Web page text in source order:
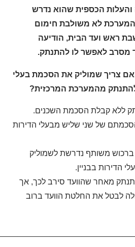
והעלות הכספית שהוא נדרש
לא משולבת חימום
ראש ועד הבית, הודיעה
מסרב לאפשר לו להתנתק.
צריך שמוליק את הסכמת בעלי
מהמערכת המרכזית?
ללא קבלת הסכמת השכנים.
של שני שליש מבעלי הדירות
משותף נדרשת לשמוליק
הדירות בבניין.
מאחר שהוועד סירב לכך, אך
לבטל את החלטת הוועד ברוב